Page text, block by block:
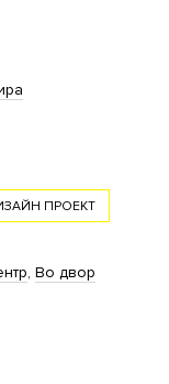
ПРОЕКТ
Во двор